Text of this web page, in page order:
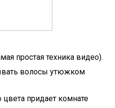
простая техника видео).
волосы утюжком
придает комнате